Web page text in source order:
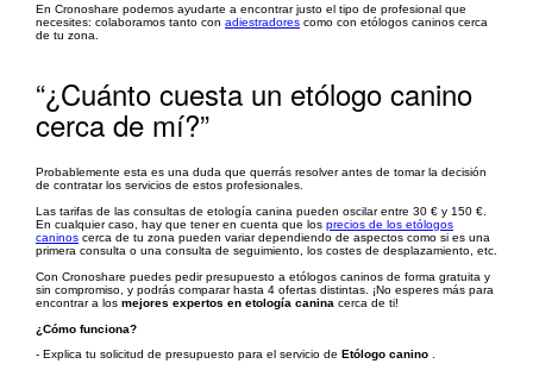
En Cronoshare podemos ayudarte a encontrar justo el tipo de profesional que
necesites: colaboramos tanto con adiestradores como con etólogos caninos cerca
de tu zona.
“¿Cuánto cuesta un etólogo canino
cerca de mí?”
Probablemente esta es una duda que querrás resolver antes de tomar la decisión
de contratar los servicios de estos profesionales.
Las tarifas de las consultas de etología canina pueden oscilar entre 30 € y 150 €.
En cualquier caso, hay que tener en cuenta que los precios de los etólogos
caninos cerca de tu zona pueden variar dependiendo de aspectos como si es una
primera consulta o una consulta de seguimiento, los costes de desplazamiento, etc.
Con Cronoshare puedes pedir presupuesto a etólogos caninos de forma gratuita y
sin compromiso, y podrás comparar hasta 4 ofertas distintas. ¡No esperes más para
encontrar a los mejores expertos en etología canina cerca de ti!
¿Cómo funciona?
- Explica tu solicitud de presupuesto para el servicio de Etólogo canino